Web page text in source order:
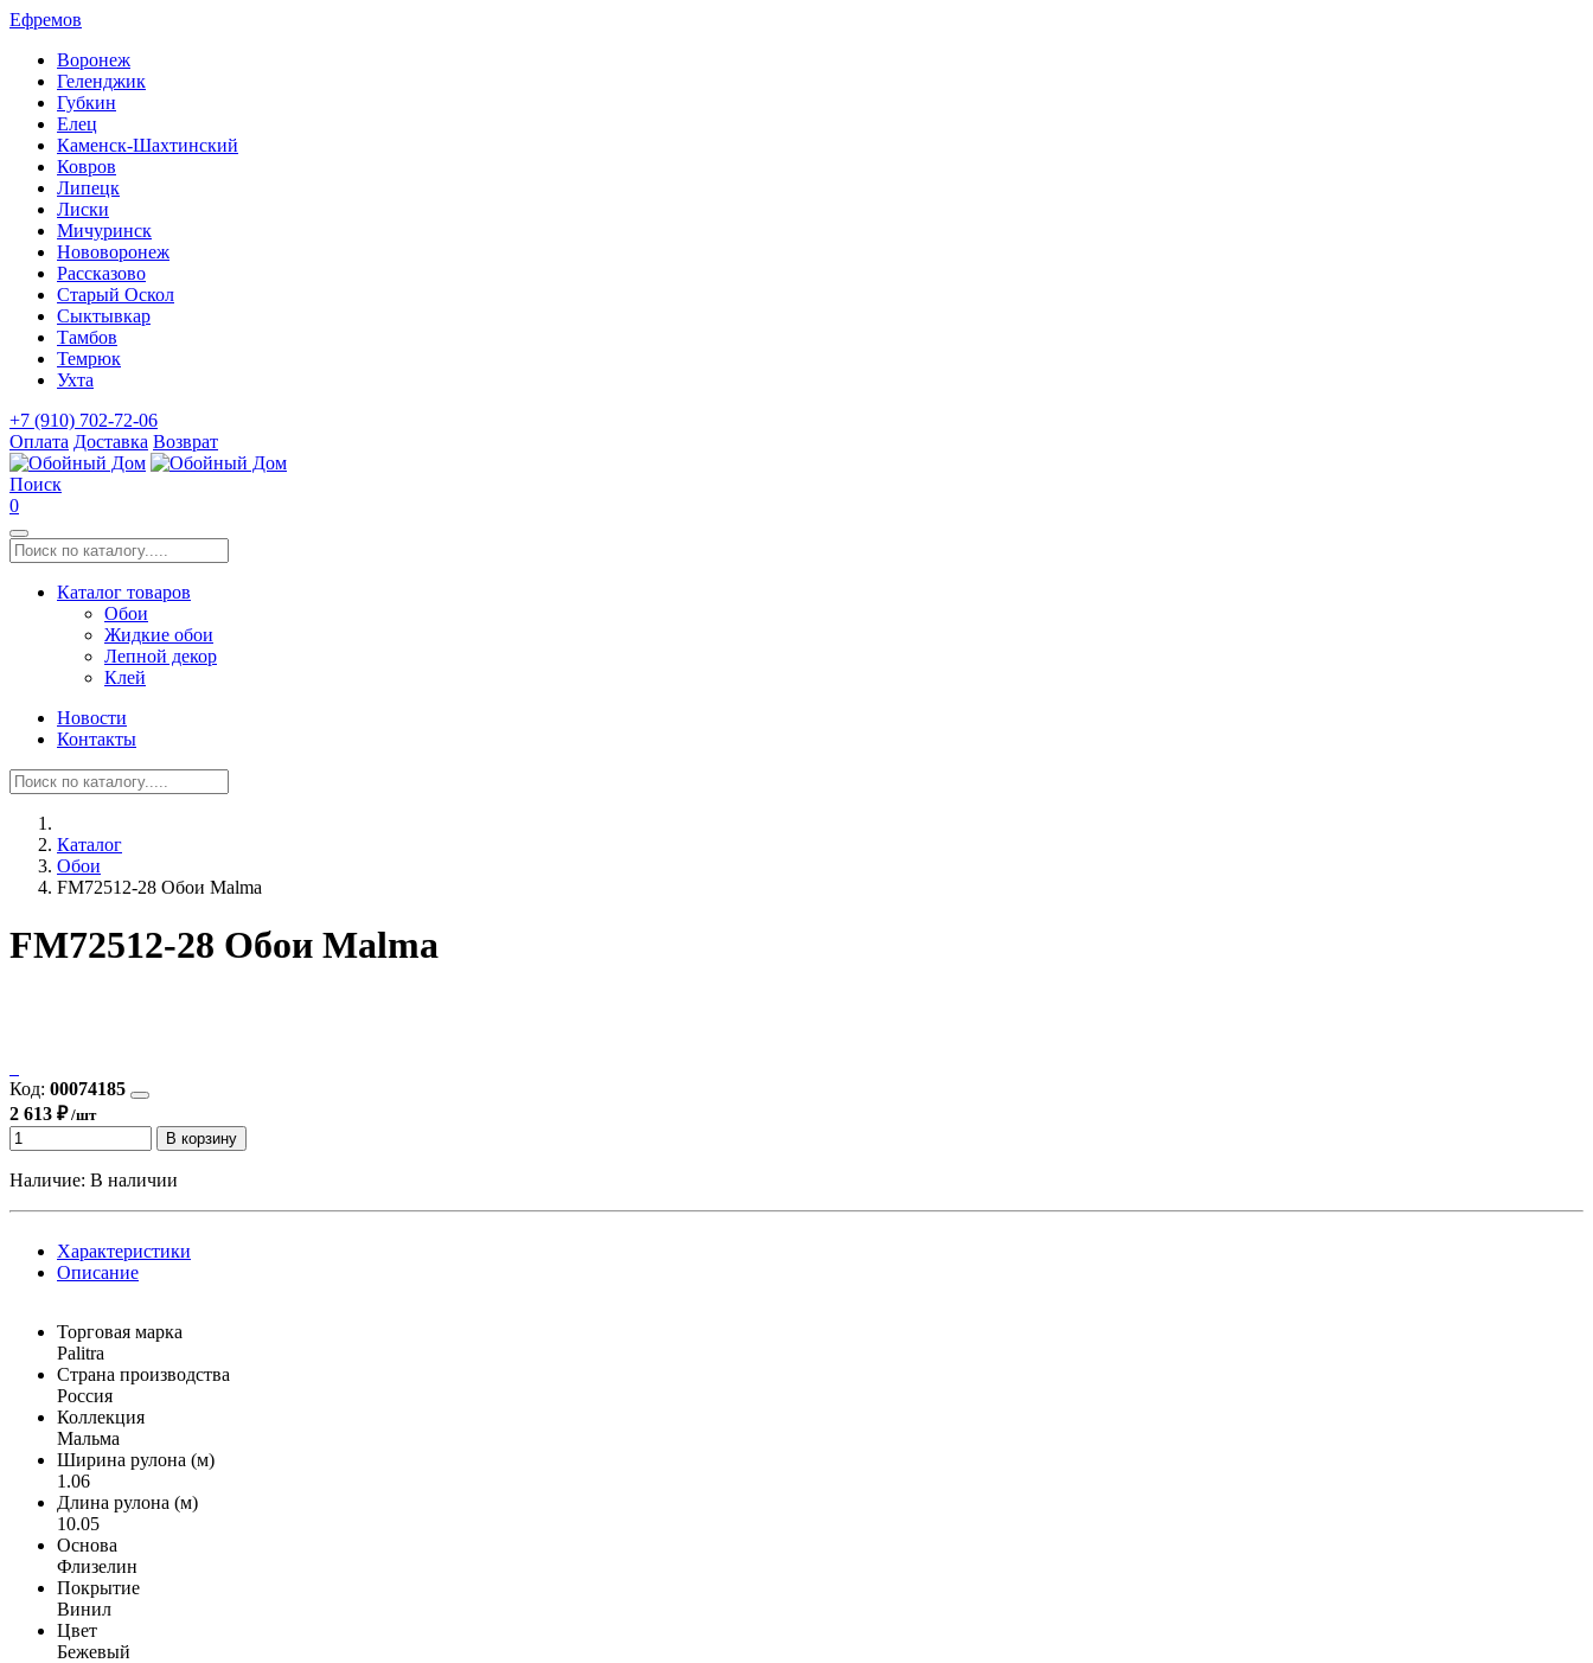
Ефремов
Воронеж
Геленджик
Губкин
Елец
Каменск-Шахтинский
Ковров
Липецк
Лиски
Мичуринск
Нововоронеж
Рассказово
Старый Оскол
Сыктывкар
Тамбов
Темрюк
Ухта
+7 (910) 702-72-06
Оплата Доставка Возврат
Поиск
0
Каталог товаров
Обои
Жидкие обои
Лепной декор
Клей
Новости
Контакты
Каталог
Обои
FM72512-28 Обои Malma
FM72512-28 Обои Malma
Код: 00074185
2 613 ₽/шт
В корзину
Наличие: В наличии
Характеристики
Описание
Торговая марка
Palitra
Страна производства
Россия
Коллекция
Мальма
Ширина рулона (м)
1.06
Длина рулона (м)
10.05
Основа
Флизелин
Покрытие
Винил
Цвет
Бежевый